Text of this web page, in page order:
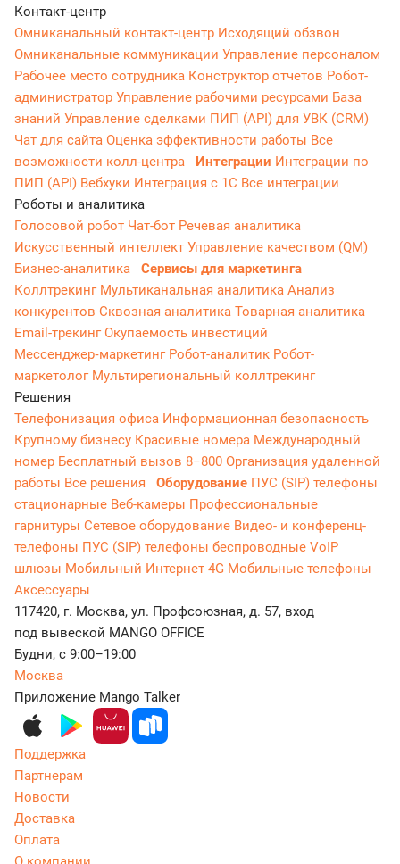
Контакт-центр
Омниканальный контакт-центр Исходящий обзвон
Омниканальные коммуникации Управление персоналом
Рабочее место сотрудника Конструктор отчетов Робот-
администратор Управление рабочими ресурсами База
знаний Управление сделками ПИП (API) для УВК (CRM)
Чат для сайта Оценка эффективности работы Все
возможности колл-центра
Интеграции Интеграции по
ПИП (API) Вебхуки Интеграция с 1С Все интеграции
Роботы и аналитика
Голосовой робот Чат-бот Речевая аналитика
Искусственный интеллект Управление качеством (QM)
Бизнес-аналитика
Сервисы для маркетинга
Коллтрекинг Мультиканальная аналитика Анализ
конкурентов Сквозная аналитика Товарная аналитика
Email-трекингОкупаемость инвестиций
Мессенджер‑маркетинг Робот-аналитик Робот-
маркетолог Мультирегиональный коллтрекинг
Решения
Телефонизация офиса Информационная безопасность
Крупному бизнесу Красивые номера Международный
номер Бесплатный вызов 8−800 Организация удаленной
работы Все решения Оборудование ПУС (SIP) телефоны
стационарные Веб-камеры Профессиональные
гарнитуры Сетевое оборудование Видео- и конференц-
телефоны ПУС (SIP) телефоны беспроводные VoIP
шлюзы Мобильный Интернет 4G Мобильные телефоны
Аксессуары
117420, г. Москва, ул. Профсоюзная, д. 57, вход
под вывеской MANGO OFFICE
Будни, с 9:00–19:00
Москва
Приложение Mango Talker
Поддержка
Партнерам
Новости
Доставка
Оплата